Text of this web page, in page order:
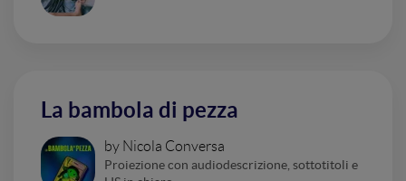
La bambola di pezza
by Nicola Conversa
Proiezione con audiodescrizione, sottotitoli e